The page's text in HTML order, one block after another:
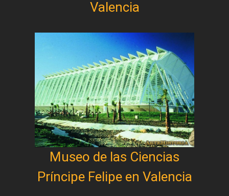
Valencia
Museo de las Ciencias
Príncipe Felipe en Valencia